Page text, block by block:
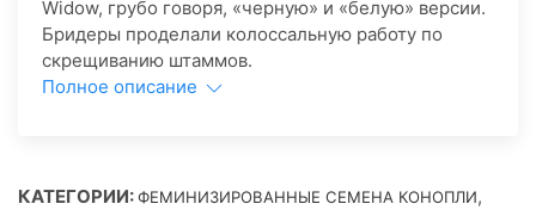
Widow, грубо говоря, «черную» и «белую» версии.
Бридеры проделали колоссальную работу по
скрещиванию штаммов.
Полное описание
КАТЕГОРИИ:ФЕМИНИЗИРОВАННЫЕ СЕМЕНА КОНОПЛИ,